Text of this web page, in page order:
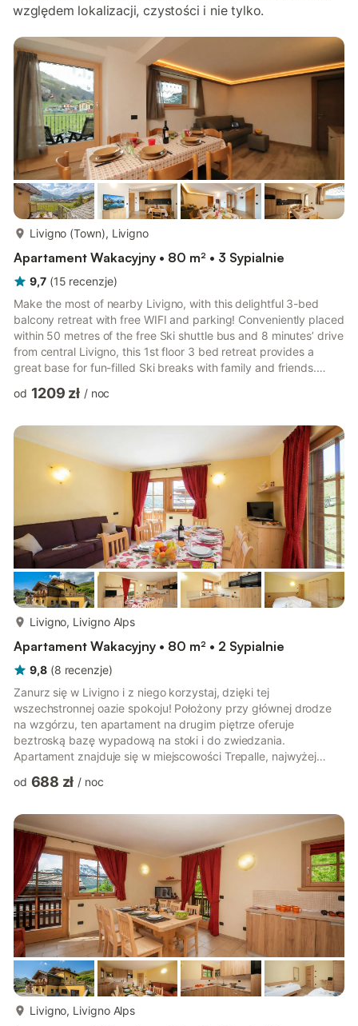
względem lokalizacji, czystości i nie tylko.
Livigno (Town), Livigno
Apartament Wakacyjny • 80 m² • 3 Sypialnie
9,7 (15 recenzje)
Make the most of nearby Livigno, with this delightful 3-bed
balcony retreat with free WIFI and parking! Conveniently placed
within 50 metres of the free Ski shuttle bus and 8 minutes’ drive
from central Livigno, this 1st floor 3 bed retreat provides a
great base for fun-filled Ski breaks with family and friends.
contemporary Kitchen Diner for 6 features alongside a stylish
lead out onto a welcoming private balcony terrace, furnished
with an alfresco dining set. The...
od 1209 zł / noc
Livigno, Livigno Alps
Apartament Wakacyjny • 80 m² • 2 Sypialnie
9,8 (8 recenzje)
Zanurz się w Livigno i z niego korzystaj, dzięki tej
wszechstronnej oazie spokoju! Położony przy głównej drodze
na wzgórzu, ten apartament na drugim piętrze oferuje
beztroską bazę wypadową na stoki i do zwiedzania.
Apartament znajduje się w miejscowości Trepalle, najwyżej
Oferuje wszystko, czego potrzeba rodzinie i przyjaciołom do
nowoczesne udogodnienia, takie jak bezpłatne WiFi, telewizja
SAT i ogrzewanie podłogowe, a dostęp do balkonu i prywatne
miejsce parkingowe to dod...
od 688 zł / noc
Livigno, Livigno Alps